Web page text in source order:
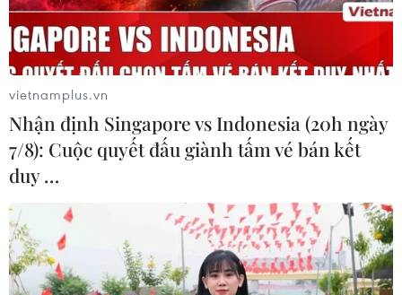
Ngành đường sắt lập thêm hàng chục
vietnamplus.vn
Nhận định Singapore vs Indonesia (20h ngày
7/8): Cuộc quyết đấu giành tấm vé bán kết
duy …